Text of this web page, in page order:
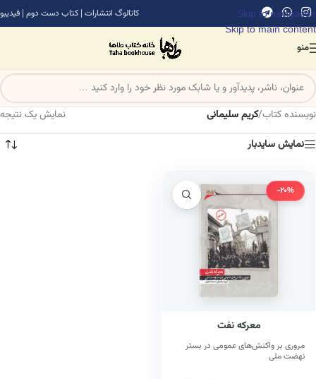
Skip to navigation
Skip to main content
کاتالوگ انتشارات | کتاب دست دوم | فیدیبو
منو
نویسنده کتاب/کریم سلیمانی
نمایش یک نتیجه
نمایش سایدبار
-20%
معرکه نفت
مروری بر واکنش‌های عمومی در بستر
نهضت ملی